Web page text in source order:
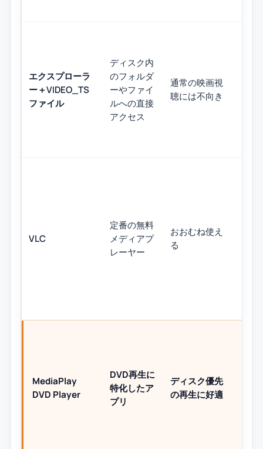
エクスプローラ
ー＋VIDEO_TS
ファイル
ディスク内
のフォルダ
ーやファイ
ルへの直接
アクセス
通常の映画視
聴には不向き
VLC
定番の無料
メディアプ
レーヤー
おおむね使え
る
MediaPlay
DVD Player
DVD再生に
特化したア
プリ
ディスク優先
の再生に好適